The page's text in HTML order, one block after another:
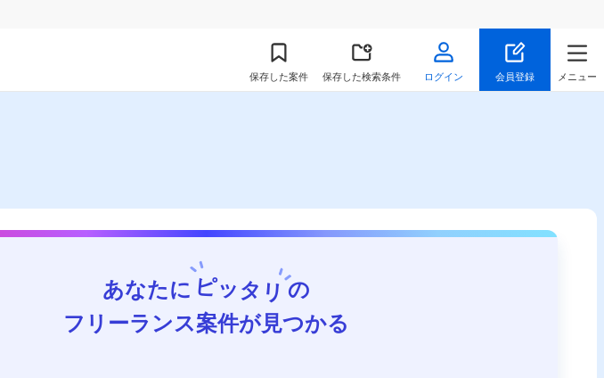
保存した案件 保存した検索条件 ログイン 会員登録 メニュー
あなたに ピッタリの
フリーランス案件が見つかる